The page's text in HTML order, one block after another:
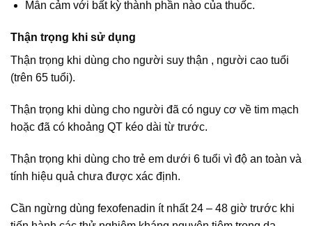
Mẫn cảm với bất kỳ thành phần nào của thuốc.
Thận trọng khi sử dụng
Thận trọng khi dùng cho người suy thận , người cao tuổi
(trên 65 tuổi).
Thận trọng khi dùng cho người đã có nguy cơ về tim mạch
hoặc đã có khoảng QT kéo dài từ trước.
Thận trọng khi dùng cho trẻ em dưới 6 tuổi vì độ an toàn và
tính hiệu quả chưa được xác định.
Cần ngừng dùng fexofenadin ít nhất 24 – 48 giờ trước khi